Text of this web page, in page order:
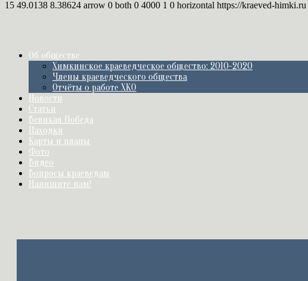
15 49.0138 8.38624 arrow 0 both 0 4000 1 0 horizontal https://kraeved-himki.ru
Об обществе
Химкинское краеведческое общество: 2010-2020
Члены краеведческого общества
Отчёты о работе ХКО
Новости
Статьи
Великая Победа
Находки
Карты и планы
Фото
Видео
Вопросы краеведам
Напишите нам!